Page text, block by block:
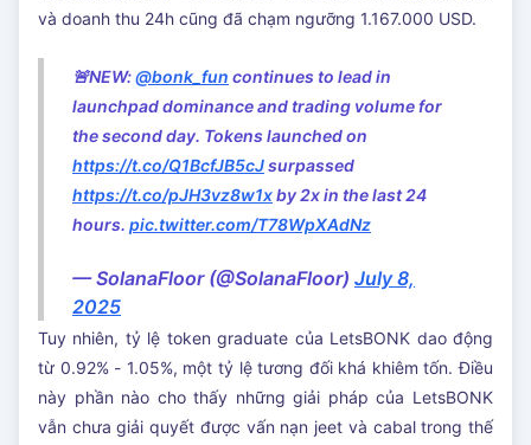
và doanh thu 24h cũng đã chạm ngưỡng 1.167.000 USD.
🚨NEW:@bonk_fun continues to lead in
launchpad dominance and trading volume for
the second day. Tokens launched on
https://t.co/Q1BcfJB5cJsurpassed
https://t.co/pJH3vz8w1xby 2x in the last 24
hours. pic.twitter.com/T78WpXAdNz
— SolanaFloor (@SolanaFloor) July 8,
2025
Tuy nhiên, tỷ lệ token graduate của LetsBONK dao động
từ 0.92% - 1.05%, một tỷ lệ tương đối khá khiêm tốn. Điều
này phần nào cho thấy những giải pháp của LetsBONK
vẫn chưa giải quyết được vấn nạn jeet và cabal trong thế